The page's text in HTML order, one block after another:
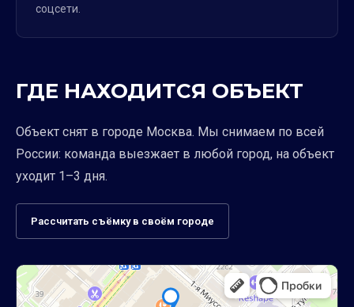
соцсети.
ГДЕ НАХОДИТСЯ ОБЪЕКТ
Объект снят в городе Москва. Мы снимаем по всей
России: команда выезжает в любой город, на объект
уходит 1–3 дня.
Рассчитать съёмку в своём городе